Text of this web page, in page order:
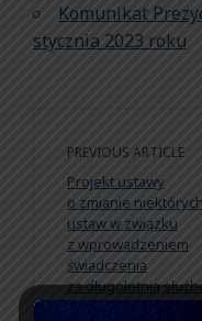
Komunikat
stycznia 2023 roku
PREVIOUS ARTICLE
Projekt ustawy
o zmianie niektórych
ustaw w związku
z wprowadzeniem
świadczenia
za długoletnią